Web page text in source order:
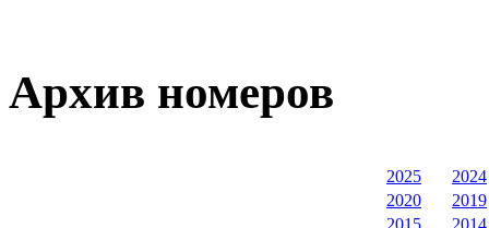
Архив номеров
2025
2024
2020
2019